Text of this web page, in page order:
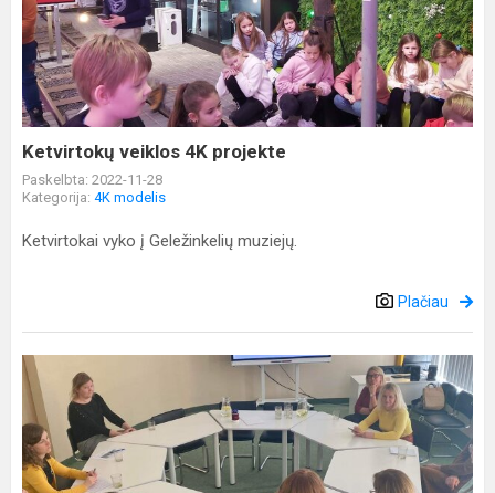
4K
projekte
Ketvirtokų veiklos 4K projekte
Paskelbta: 2022-11-28
Kategorija: 4K modelis
Ketvirtokai vyko į Geležinkelių muziejų.
Plačiau
4K
modelio
diegimas
rajono
mokyklose